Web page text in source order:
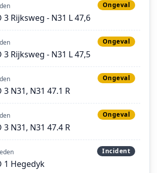
Ongeval
3 Rijksweg - N31 L 47,6
Ongeval
3 Rijksweg - N31 L 47,5
Ongeval
3 N31, N31 47.1 R
Ongeval
3 N31, N31 47.4 R
Incident
1 Hegedyk